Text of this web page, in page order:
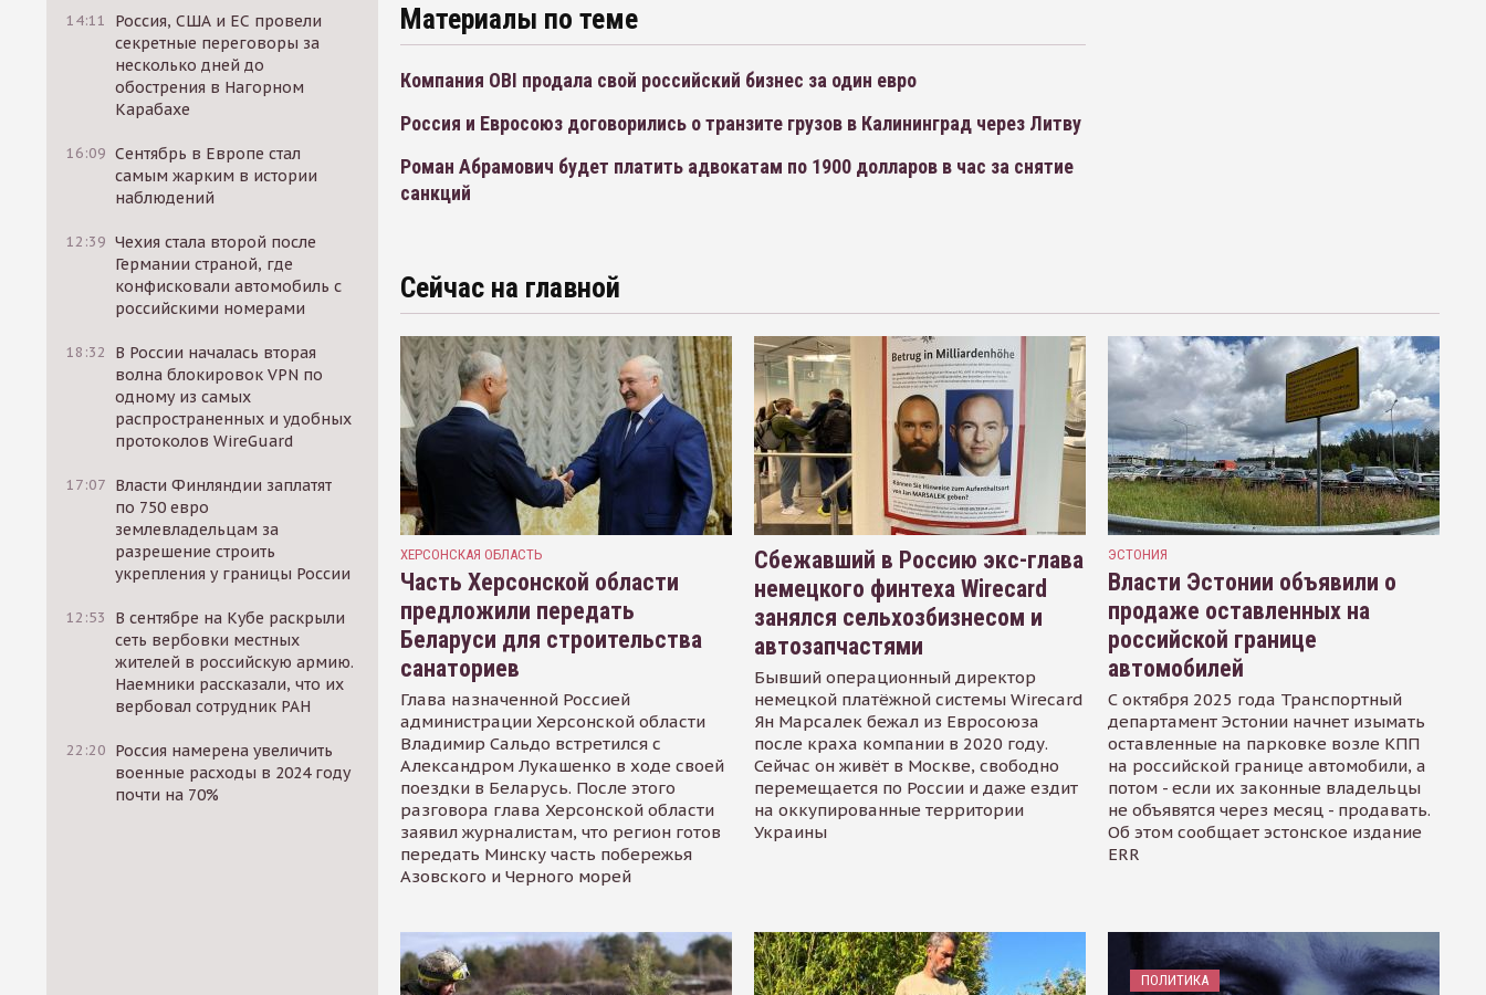
14:11
Россия, США и ЕС провели
секретные переговоры за
несколько дней до
обострения в Нагорном
Карабахе
16:09 Сентябрь в Европе стал
самым жарким в истории
наблюдений
12:39 Чехия стала второй после
Германии страной, где
конфисковали автомобиль с
российскими номерами
18:32
В России началась вторая
волна блокировок VPN по
одному из самых
распространенных и удобных
протоколов WireGuard
17:07 Власти Финляндии заплатят
по 750 евро
землевладельцам за
разрешение строить
укрепления у границы России
12:53
В сентябре на Кубе раскрыли
сеть вербовки местных
жителей в российскую армию.
Наемники рассказали, что их
вербовал сотрудник РАН
22:20 Россия намерена увеличить
военные расходы в 2024 году
почти на 70%
Материалы по теме
Компания OBI продала свой российский бизнес за один евро
Россия и Евросоюз договорились о транзите грузов в Калининград через Литву
Роман Абрамович будет платить адвокатам по 1900 долларов в час за снятие
санкций
Сейчас на главной
ХЕРСОНСКАЯ ОБЛАСТЬ
Часть Херсонской области
предложили передать
Беларуси для строительства
санаториев
Глава назначенной Россией
администрации Херсонской области
Владимир Сальдо встретился с
Александром Лукашенко в ходе своей
поездки в Беларусь. После этого
разговора глава Херсонской области
заявил журналистам, что регион готов
передать Минску часть побережья
Азовского и Черного морей
Сбежавший в Россию экс-глава
немецкого финтеха Wirecard
занялся сельхозбизнесом и
автозапчастями
Бывший операционный директор
немецкой платёжной системы Wirecard
Ян Марсалек бежал из Евросоюза
после краха компании в 2020 году.
Сейчас он живёт в Москве, свободно
перемещается по России и даже ездит
на оккупированные территории
Украины
ЭСТОНИЯ
Власти Эстонии объявили о
продаже оставленных на
российской границе
автомобилей
С октября 2025 года Транспортный
департамент Эстонии начнет изымать
оставленные на парковке возле КПП
на российской границе автомобили, а
потом - если их законные владельцы
не объявятся через месяц - продавать.
Об этом сообщает эстонское издание
ERR
ПОЛИТИКА